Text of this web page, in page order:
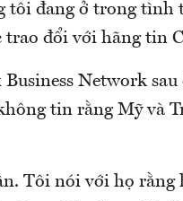
tôi đang ở trong
trao đổi với hãng tin
Network
tin rằng Mỹ và
Tôi nói với họ rằng